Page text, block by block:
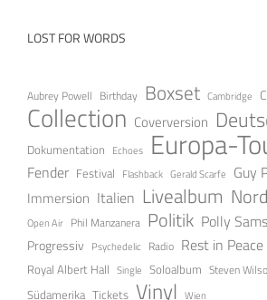
LOST FOR WORDS
Aubrey Powell Birthday Boxset Cambridge
Collection Coverversion
Dokumentation Echoes Europa-
Fender Festival Flashback Gerald Scarfe Guy
Immersion Italien Livealbum
Open Air Phil Manzanera Politik Polly
Progressiv Psychedelic Radio Rest in Peace
Royal Albert Hall Single Soloalbum Steven
Südamerika Tickets Vinyl Wien